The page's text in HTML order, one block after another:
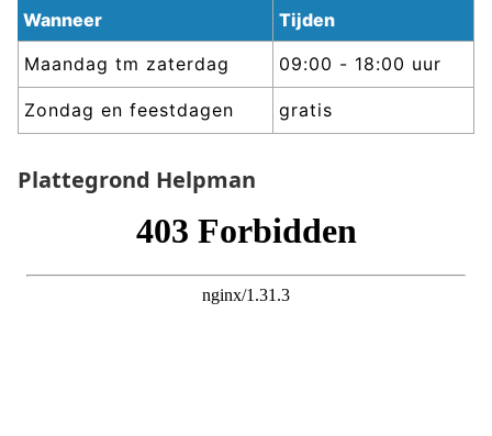
Wanneer
Tijden
Maandag tm zaterdag
09:00 - 18:00 uur
Zondag en feestdagen gratis
Plattegrond Helpman